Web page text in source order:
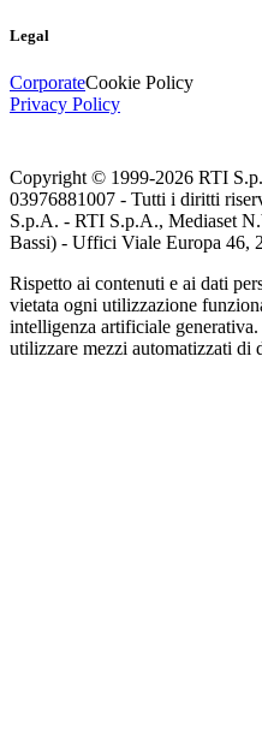
Legal
CorporateCookie Policy
Privacy Policy
Copyright © 1999-2026 RTI
03976881007 - Tutti i diritti
S.p.A. - RTI S.p.A., Mediaset
Bassi) - Uffici Viale Europa 46,
Rispetto ai contenuti e ai dati
vietata ogni utilizzazione
intelligenza artificiale
utilizzare mezzi automatizzati di